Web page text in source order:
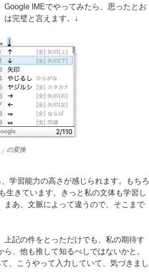
Google IMEでやってみたら、思ったとお
は完璧と言えます。↓
」の変換
学習能力の高さが感じられます。もちろ
生きています。きっと私の文体も学習し
まあ、文脈によって違うので、そこまで
上記の件をとっただけでも、私の期待す
、他も推して知るべしではないかと。
、こうやって入力していて、気づきまし